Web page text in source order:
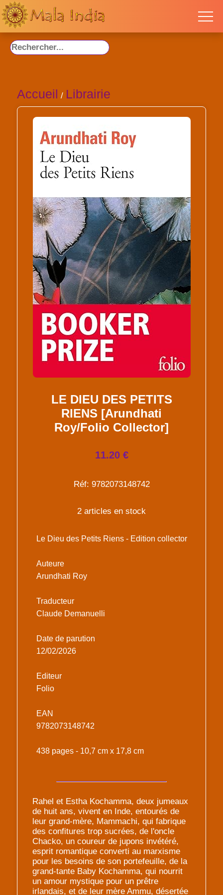
Accueil / Librairie
LE DIEU DES PETITS
RIENS [Arundhati
Roy/Folio Collector]
11.20 €
Réf: 9782073148742
2 articles en stock
Le Dieu des Petits Riens - Edition collector
Auteure
Arundhati Roy
Traducteur
Claude Demanuelli
Date de parution
12/02/2026
Editeur
Folio
EAN
9782073148742
438 pages - 10,7 cm x 17,8 cm
Rahel et Estha Kochamma, deux jumeaux
de huit ans, vivent en Inde, entourés de
leur grand-mère, Mammachi, qui fabrique
des confitures trop sucrées, de l'oncle
Chacko, un coureur de jupons invétéré,
esprit romantique converti au marxisme
pour les besoins de son portefeuille, de la
grand-tante Baby Kochamma, qui nourrit
un amour mystique pour un prêtre
irlandais, et de leur mère Ammu, désertée